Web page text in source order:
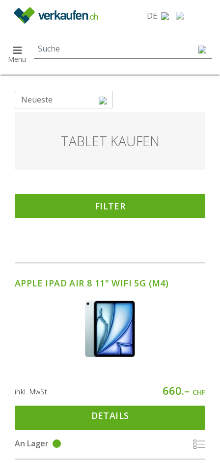
DE
Menu
Neueste
TABLET KAUFEN
FILTER
APPLE IPAD AIR 8 11" WIFI 5G (M4)
inkl. MwSt. 660.– CHF
DETAILS
An Lager